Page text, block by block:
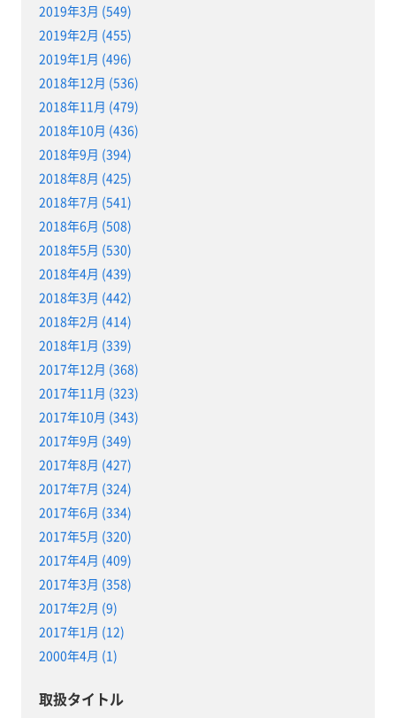
2019年3月 (549)
2019年2月 (455)
2019年1月 (496)
2018年12月 (536)
2018年11月 (479)
2018年10月 (436)
2018年9月 (394)
2018年8月 (425)
2018年7月 (541)
2018年6月 (508)
2018年5月 (530)
2018年4月 (439)
2018年3月 (442)
2018年2月 (414)
2018年1月 (339)
2017年12月 (368)
2017年11月 (323)
2017年10月 (343)
2017年9月 (349)
2017年8月 (427)
2017年7月 (324)
2017年6月 (334)
2017年5月 (320)
2017年4月 (409)
2017年3月 (358)
2017年2月 (9)
2017年1月 (12)
2000年4月 (1)
取扱タイトル